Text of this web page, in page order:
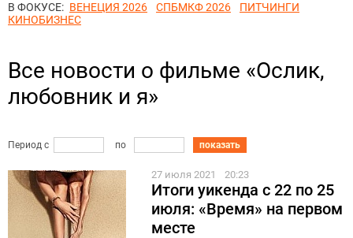
В ФОКУСЕ: ВЕНЕЦИЯ 2026 СПБМКФ 2026
ПИТЧИНГИ
КИНОБИЗНЕС
Все новости о фильме «Ослик,
любовник и я»
Период с по показать
27 июля 2021 20:23
Итоги уикенда с 22 по 25
июля: «Время» на первом
месте